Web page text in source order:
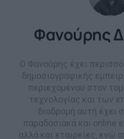
Φανούρης
Ο Φανούρης έχει
δημοσιογραφικής
περιεχομένου στον
τεχνολογίας και των
διαδρομή αυτή έχει
παραδοσιακά και online
αλλά και εταιρείες, ενώ